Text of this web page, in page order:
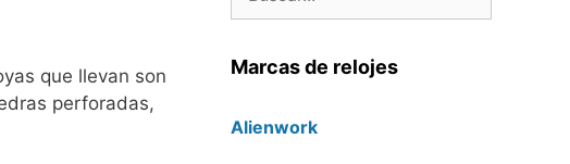
que llevan son
perforadas,
Marcas de relojes
Alienwork